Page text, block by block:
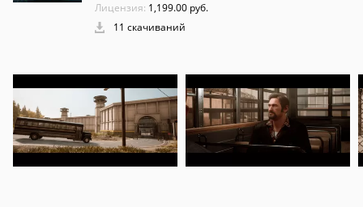
Лицензия: 1,199.00 руб.
11 скачиваний